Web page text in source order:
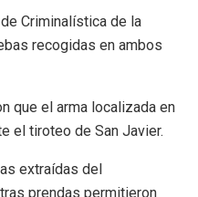
Criminalística de la
recogidas en ambos
que el arma localizada en
el tiroteo de San Javier.
extraídas del
prendas permitieron